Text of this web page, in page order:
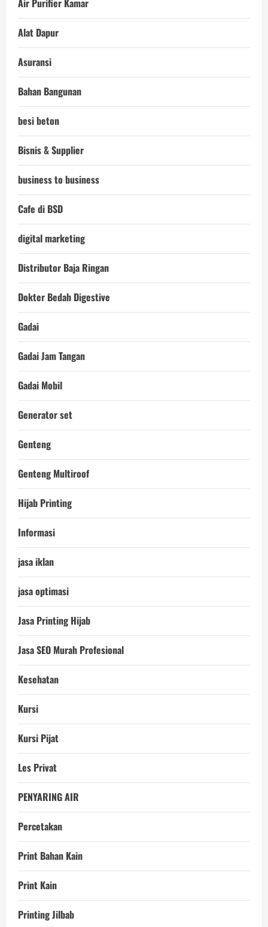
Air Purifier Kamar
Alat Dapur
Asuransi
Bahan Bangunan
besi beton
Bisnis & Supplier
business to business
Cafe di BSD
digital marketing
Distributor Baja Ringan
Dokter Bedah Digestive
Gadai
Gadai Jam Tangan
Gadai Mobil
Generator set
Genteng
Genteng Multiroof
Hijab Printing
Informasi
jasa iklan
jasa optimasi
Jasa Printing Hijab
Jasa SEO Murah Profesional
Kesehatan
Kursi
Kursi Pijat
Les Privat
PENYARING AIR
Percetakan
Print Bahan Kain
Print Kain
Printing Jilbab